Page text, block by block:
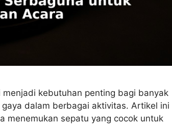
kebutuhan penting bagi banyak
dalam berbagai aktivitas. Artikel ini
menemukan sepatu yang cocok untuk